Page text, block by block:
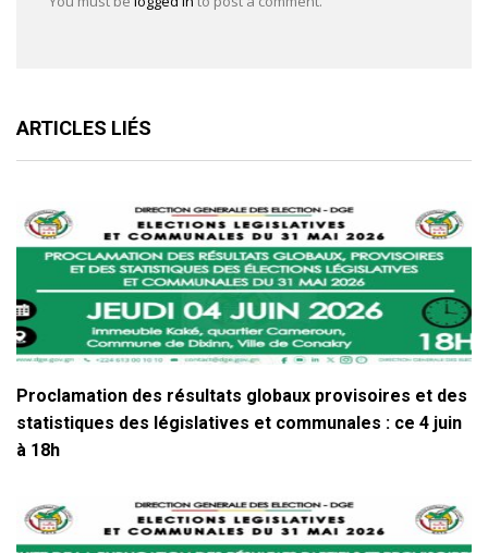
ARTICLES LIÉS
Proclamation des résultats globaux provisoires et des
statistiques des législatives et communales : ce 4 juin
à 18h